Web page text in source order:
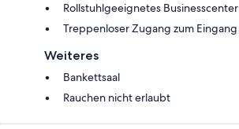
Rollstuhlgeeignetes Businesscenter
Treppenloser Zugang zum Eingang
Weiteres
Bankettsaal
Rauchen nicht erlaubt